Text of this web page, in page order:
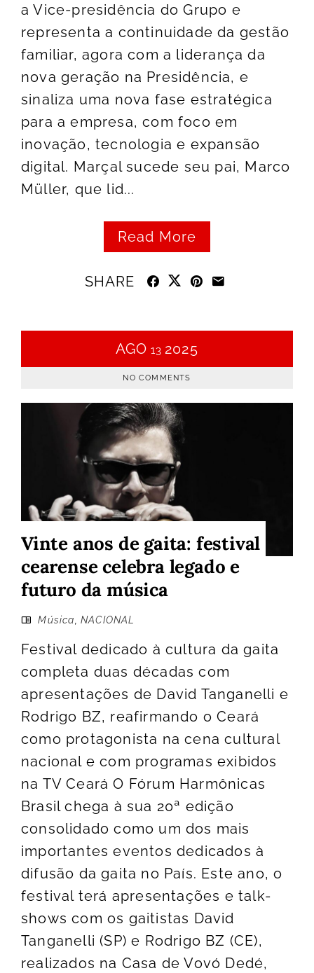
a Vice-presidência do Grupo e
representa a continuidade da gestão
familiar, agora com a liderança da
nova geração na Presidência, e
sinaliza uma nova fase estratégica
para a empresa, com foco em
inovação, tecnologia e expansão
digital. Marçal sucede seu pai, Marco
Müller, que lid...
Read More
SHARE
AGO 13 2025
NO COMMENTS
Vinte anos de gaita: festival
cearense celebra legado e
futuro da música
Música ,NACIONAL
Festival dedicado à cultura da gaita
completa duas décadas com
apresentações de David Tanganelli e
Rodrigo BZ, reafirmando o Ceará
como protagonista na cena cultural
nacional e com programas exibidos
na TV Ceará O Fórum Harmônicas
Brasil chega à sua 20ª edição
consolidado como um dos mais
importantes eventos dedicados à
difusão da gaita no País. Este ano, o
festival terá apresentações e talk-
shows com os gaitistas David
Tanganelli (SP) e Rodrigo BZ (CE),
realizados na Casa de Vovó Dedé,